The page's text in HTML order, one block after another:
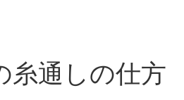
糸通しの仕方